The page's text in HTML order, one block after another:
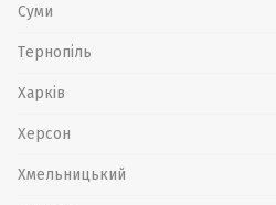
Суми
Тернопіль
Харків
Херсон
Хмельницький